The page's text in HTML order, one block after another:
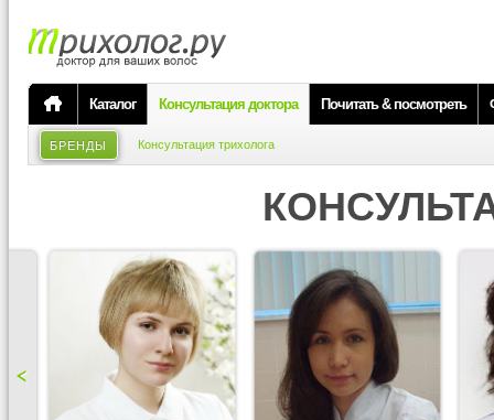
Каталог Консультация доктора Почитать & посмотреть
БРЕНДЫ Консультация трихолога